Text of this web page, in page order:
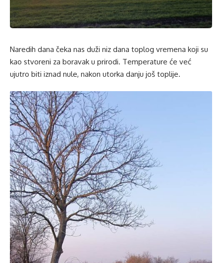
Naredih dana čeka nas duži niz dana toplog vremena koji su
kao stvoreni za boravak u prirodi. Temperature će već
ujutro biti iznad nule, nakon utorka danju još toplije.